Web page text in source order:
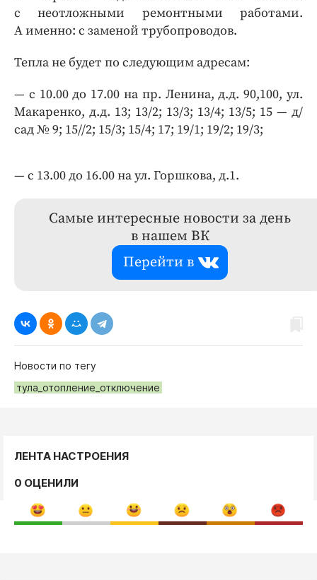
с неотложными ремонтными работами.
А именно: с заменой трубопроводов.
Тепла не будет по следующим адресам:
— с 10.00 до 17.00 на пр. Ленина, д.д. 90,100, ул.
Макаренко, д.д. 13; 13/2; 13/3; 13/4; 13/5; 15 — д/
сад № 9; 15//2; 15/3; 15/4; 17; 19/1; 19/2; 19/3;
— с 13.00 до 16.00 на ул. Горшкова, д.1.
Самые интересные новости за день
в нашем ВК
Перейти в
Новости по тегу
тула_отопление_отключение
ЛЕНТА НАСТРОЕНИЯ
0 ОЦЕНИЛИ